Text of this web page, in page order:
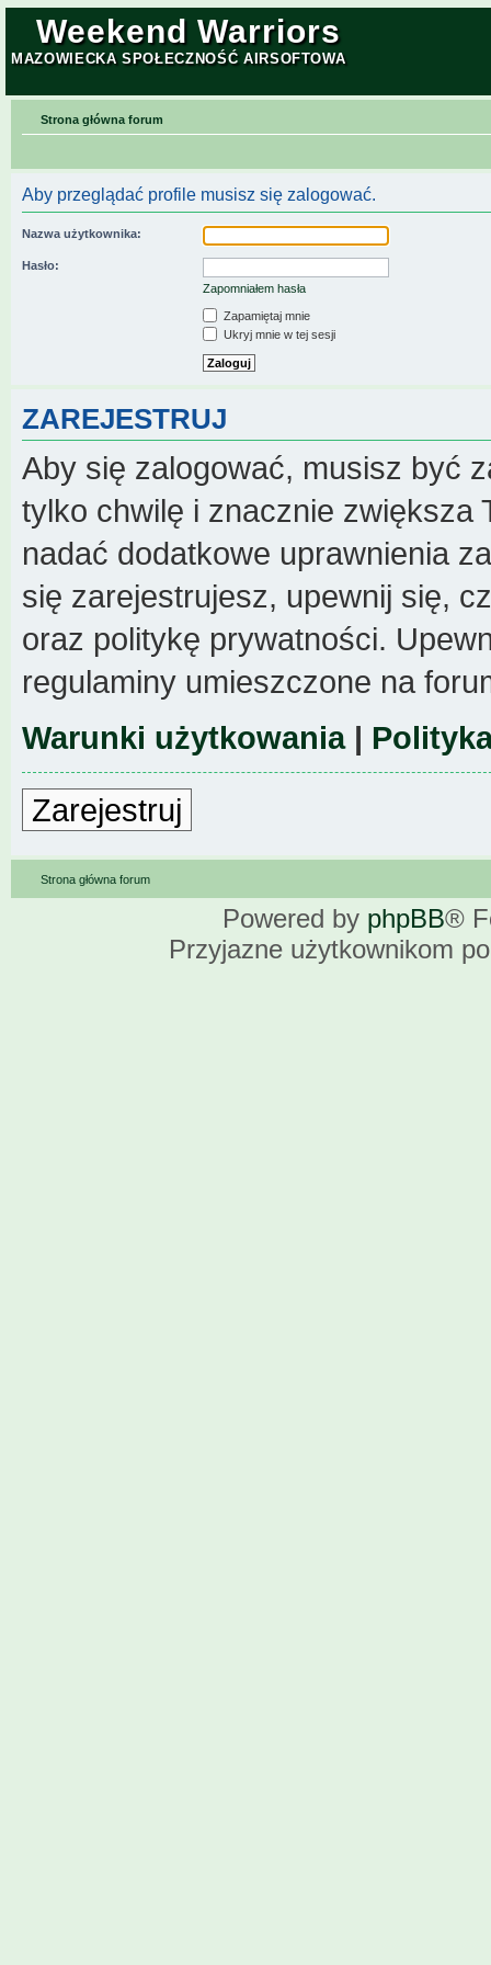
Weekend Warriors
MAZOWIECKA SPOŁECZNOŚĆ AIRSOFTOWA
Strona główna forum
Aby przeglądać profile musisz się zalogować.
Nazwa użytkownika:
Hasło:
Zapomniałem hasła
Zapamiętaj mnie
Ukryj mnie w tej sesji
ZAREJESTRUJ
Aby się zalogować, musisz być
tylko chwilę i znacznie zwiększa
nadać dodatkowe uprawnienia
się zarejestrujesz, upewnij się,
oraz politykę prywatności.
regulaminy umieszczone na
Warunki użytkowania|
Zarejestruj
Strona główna forum
Powered by phpBB®
Przyjazne użytkownikom